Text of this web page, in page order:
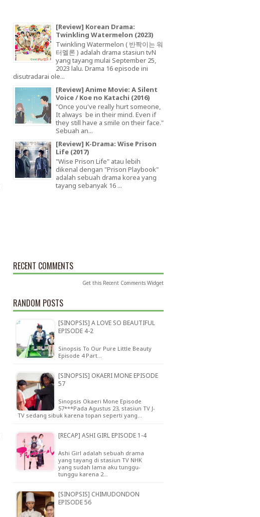
[Review] Korean Drama:
Twinkling Watermelon (2023)
Twinkling Watermelon ( 반짝이는 워
터멜론 ) adalah drama stasiun tvN
yang tayang mulai September 25,
2023 lalu. Drama 16 episode ini
disutradarai ole...
[Review] Anime Movie: A Silent
Voice / Koe no Katachi (2016)
"Once you've really hurt someone,
It always be in their mind. Even if
they still have a smile on their face."
Sebuah an...
[Review] K-Drama: Wise Prison
Life (2017)
"Wise Prison Life" atau lebih
dikenal dengan "Prison Playbook"
adalah sebuah drama korea yang
tayang sebanyak 16 ...
RECENT COMMENTS
Get this Recent Comments Widget
RANDOM POSTS
[SINOPSIS] A LOVE SO BEAUTIFUL
EPISODE 4-2
Sinopsis To Our Pure Little Beauty
Episode 4 Part…
[SINOPSIS] OKAERI MONE EPISODE
57
Sinopsis Okaeri Mone Episode
57***Pada Agustus 23, stasiun TV J-
TV sedang sibuk karena topan seperti yang…
[RECAP] ASHI GIRL EPISODE 1-4
Ashi Girl adalah sebuah drama
yang tayang di stasiun TV NHK
yang sudah lama aku tunggu-
tunggu karena 2…
[SINOPSIS] CHIMUDONDON
EPISODE 56